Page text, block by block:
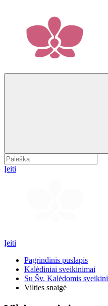
Įeiti
Įeiti
Pagrindinis puslapis
Kalėdiniai sveikinimai
Su Šv. Kalėdomis
Vilties snaigė